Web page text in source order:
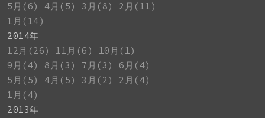
5月(6)
4月(5) 3月(8)
2月(11)
1月(14)
2014年
12月(26)
11月(6)
10月(1)
9月(4)
8月(3) 7月(3)
6月(4)
5月(5)
4月(5) 3月(2)
2月(4)
1月(4)
2013年